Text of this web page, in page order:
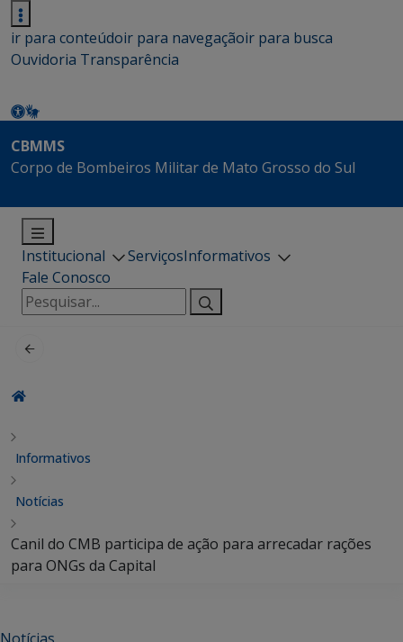
ir para conteúdoir para navegaçãoir para busca
Ouvidoria Transparência
CBMMS
Corpo de Bombeiros Militar de Mato Grosso do Sul
Institucional ServiçosInformativos
Fale Conosco
Pesquisar
por:
Informativos
Notícias
Canil do CMB participa de ação para arrecadar rações
para ONGs da Capital